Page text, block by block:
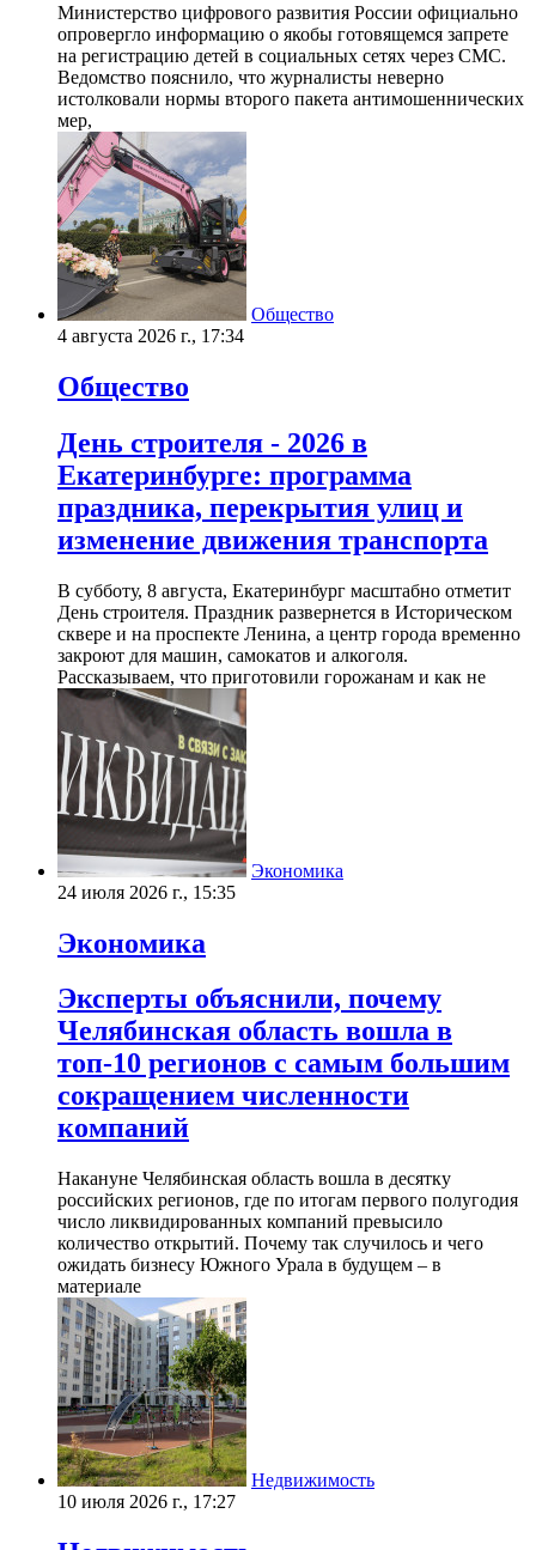
Министерство цифрового развития России официально
опровергло информацию о якобы готовящемся запрете
на регистрацию детей в социальных сетях через СМС.
Ведомство пояснило, что журналисты неверно
истолковали нормы второго пакета антимошеннических
мер,
Общество
4 августа 2026 г., 17:34
Общество
День строителя - 2026 в
Екатеринбурге: программа
праздника, перекрытия улиц и
изменение движения транспорта
В субботу, 8 августа, Екатеринбург масштабно отметит
День строителя. Праздник развернется в Историческом
сквере и на проспекте Ленина, а центр города временно
закроют для машин, самокатов и алкоголя.
Рассказываем, что приготовили горожанам и как не
Экономика
24 июля 2026 г., 15:35
Экономика
Эксперты объяснили, почему
Челябинская область вошла в
топ-10 регионов с самым большим
сокращением численности
компаний
Накануне Челябинская область вошла в десятку
российских регионов, где по итогам первого полугодия
число ликвидированных компаний превысило
количество открытий. Почему так случилось и чего
ожидать бизнесу Южного Урала в будущем – в
материале
Недвижимость
10 июля 2026 г., 17:27